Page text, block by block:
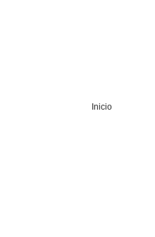
Inicio